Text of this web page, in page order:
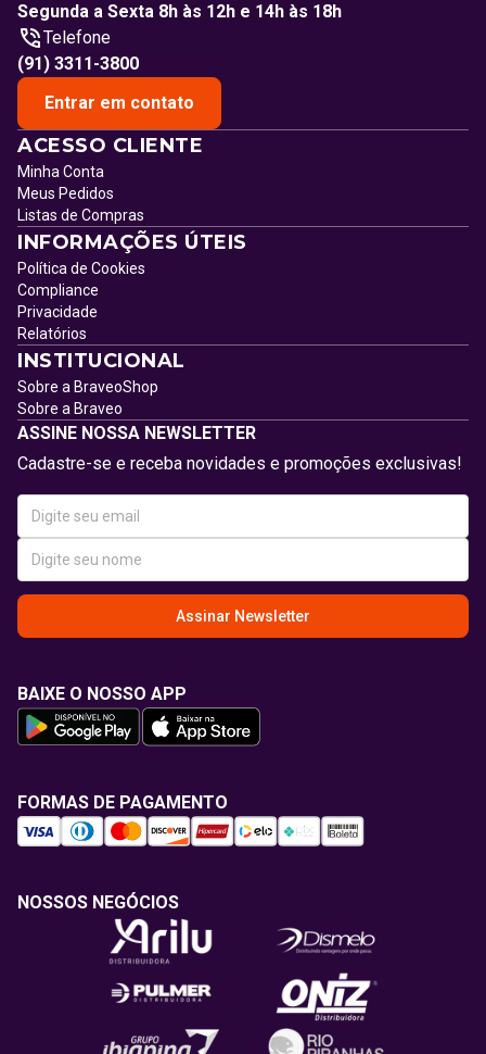
Segunda a Sexta 8h às 12h e 14h às 18h
Telefone
(91) 3311-3800
Entrar em contato
ACESSO CLIENTE
Minha Conta
Meus Pedidos
Listas de Compras
INFORMAÇÕES ÚTEIS
Política de Cookies
Compliance
Privacidade
Relatórios
INSTITUCIONAL
Sobre a BraveoShop
Sobre a Braveo
ASSINE NOSSA NEWSLETTER
Cadastre-se e receba novidades e promoções exclusivas!
Assinar Newsletter
BAIXE O NOSSO APP
FORMAS DE PAGAMENTO
NOSSOS NEGÓCIOS